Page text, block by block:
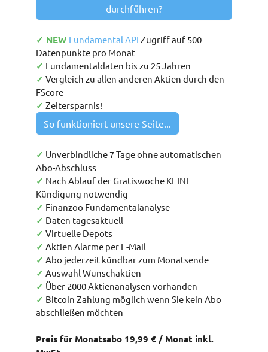
durchführen?
✓ NEW Fundamental API Zugriff auf 500
Datenpunkte pro Monat
✓ Fundamentaldaten bis zu 25 Jahren
✓ Vergleich zu allen anderen Aktien durch den
FScore
✓ Zeitersparnis!
So funktioniert unsere Seite...
✓ Unverbindliche 7 Tage ohne automatischen
Abo-Abschluss
✓ Nach Ablauf der Gratiswoche KEINE
Kündigung notwendig
✓ Finanzoo Fundamentalanalyse
✓ Daten tagesaktuell
✓ Virtuelle Depots
✓ Aktien Alarme per E-Mail
✓ Abo jederzeit kündbar zum Monatsende
✓ Auswahl Wunschaktien
✓ Über 2000 Aktienanalysen vorhanden
✓ Bitcoin Zahlung möglich wenn Sie kein Abo
abschließen möchten
Preis für Monatsabo 19,99 € / Monat inkl.